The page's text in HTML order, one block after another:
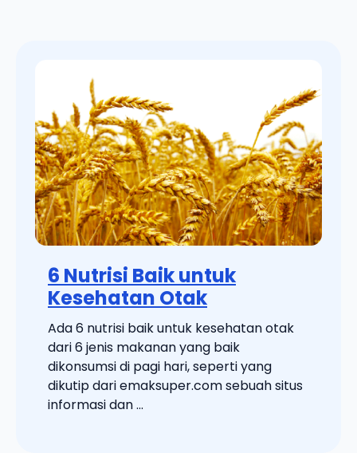
6 Nutrisi Baik untuk
Kesehatan Otak
Ada 6 nutrisi baik untuk kesehatan otak
dari 6 jenis makanan yang baik
dikonsumsi di pagi hari, seperti yang
dikutip dari emaksuper.com sebuah situs
informasi dan ...